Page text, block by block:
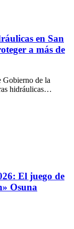
en San
a más de
Gobierno de la
hidráulicas…
El juego de
Osuna